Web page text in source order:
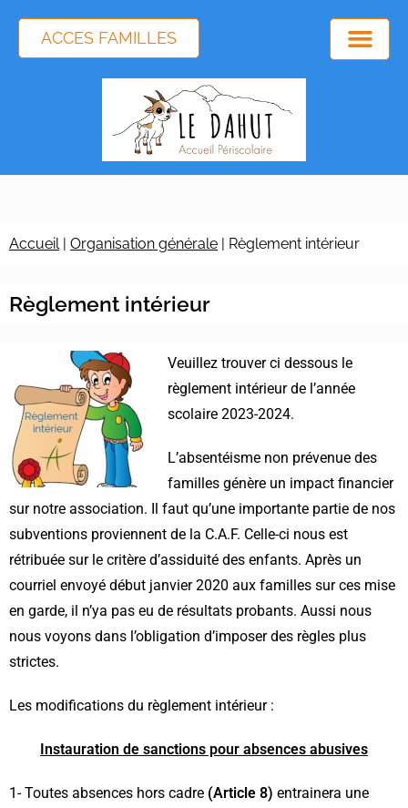
ACCES FAMILLES
Accueil | Organisation générale | Règlement intérieur
Règlement intérieur
Veuillez trouver ci dessous le
règlement intérieur de l’année
scolaire 2023-2024.
L’absentéisme non prévenue des
familles génère un impact financier
sur notre association. Il faut qu’une importante partie de nos
subventions proviennent de la C.A.F. Celle-ci nous est
rétribuée sur le critère d’assiduité des enfants. Après un
courriel envoyé début janvier 2020 aux familles sur ces mise
en garde, il n’ya pas eu de résultats probants. Aussi nous
nous voyons dans l’obligation d’imposer des règles plus
strictes.
Les modifications du règlement intérieur :
Instauration de sanctions pour absences abusives
1- Toutes absences hors cadre (Article 8) entrainera une